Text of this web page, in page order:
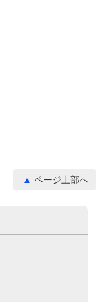
ページ上部へ